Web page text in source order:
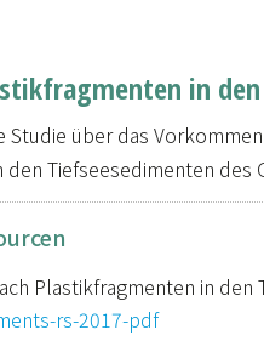
in
Studie über das
den Tiefseesedimenten des
Plastikfragmenten in
rs-2017-pdf